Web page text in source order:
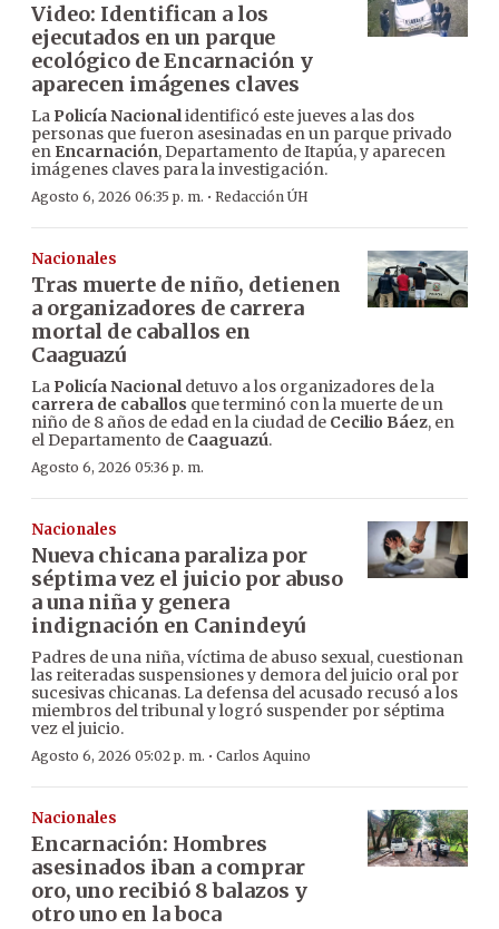
Video: Identifican a los
ejecutados en un parque
ecológico de Encarnación y
aparecen imágenes claves
La Policía Nacionalidentificó este jueves a las dos
personas que fueron asesinadas en un parque privado
en Encarnación, Departamento de Itapúa, y aparecen
imágenes claves para la investigación.
Agosto 6, 2026 06:35 p. m. · Redacción ÚH
Nacionales
Tras muerte de niño, detienen
a organizadores de carrera
mortal de caballos en
Caaguazú
La Policía Nacionaldetuvo a los organizadores de la
carrera de caballos que terminó con la muerte de un
niño de 8 años de edad en la ciudad de Cecilio Báez, en
el Departamento de Caaguazú.
Agosto 6, 2026 05:36 p. m.
Nacionales
Nueva chicana paraliza por
séptima vez el juicio por abuso
a una niña y genera
indignación en Canindeyú
Padres de una niña, víctima de abuso sexual, cuestionan
las reiteradas suspensiones y demora del juicio oral por
sucesivas chicanas. La defensa del acusado recusó a los
miembros del tribunal y logró suspender por séptima
vez el juicio.
Agosto 6, 2026 05:02 p. m. · Carlos Aquino
Nacionales
Encarnación: Hombres
asesinados iban a comprar
oro, uno recibió 8 balazos y
otro uno en la boca